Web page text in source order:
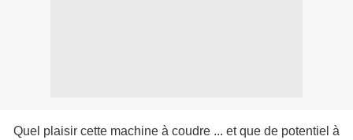
Quel plaisir cette machine à coudre ... et que de potentiel à